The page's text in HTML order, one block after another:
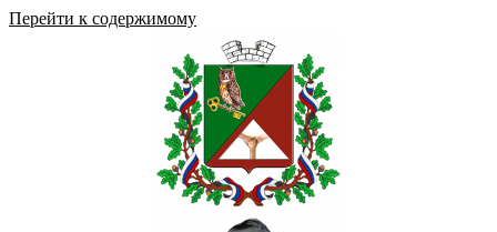
Перейти к содержимому